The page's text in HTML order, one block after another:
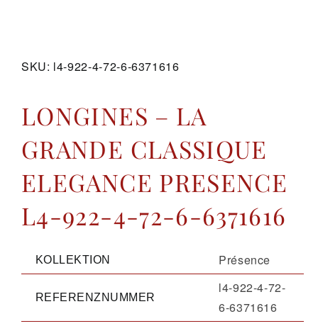
SKU: l4-922-4-72-6-6371616
LONGINES – LA
GRANDE CLASSIQUE
ELEGANCE PRESENCE
L4-922-4-72-6-6371616
KOLLEKTION Présence
REFERENZNUMMER
l4-922-4-72-
6-6371616